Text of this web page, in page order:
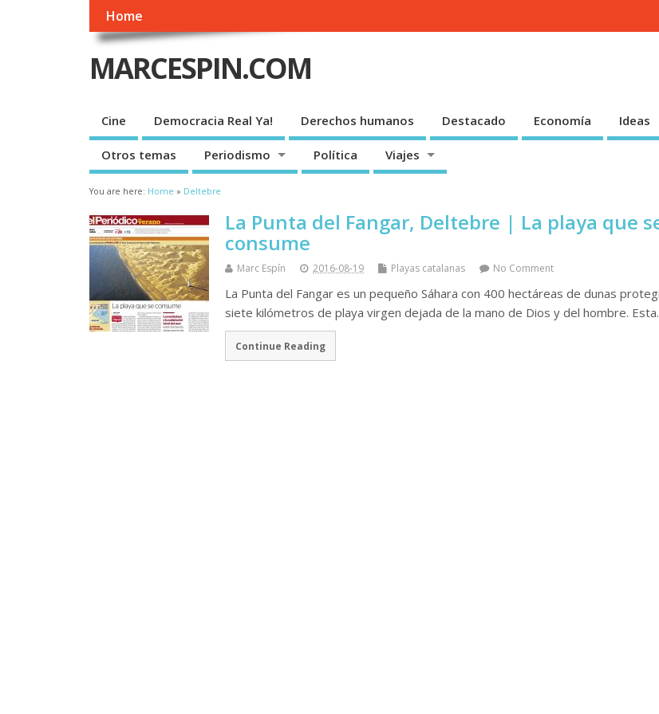
Home
MARCESPIN.COM
Cine Democracia Real Ya! Derechos humanos Destacado Economía Ideas
Otros temas Periodismo Política Viajes
You are here: Home » Deltebre
La Punta del Fangar, Deltebre | La playa que
consume
Marc Espín 2016-08-19 Playas catalanas No Comment
La Punta del Fangar es un pequeño Sáhara con 400 hectáreas de dunas
siete kilómetros de playa virgen dejada de la mano de Dios y del hombre.
Continue Reading